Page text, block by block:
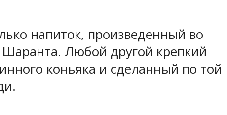
напиток, произведенный во
Любой другой крепкий
коньяка и сделанный по той